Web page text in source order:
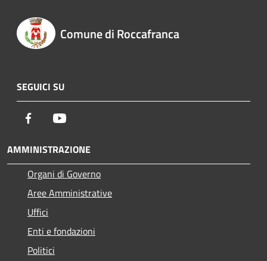
Comune di Roccafranca
SEGUICI SU
Facebook
AMMINISTRAZIONE
Organi di Governo
Aree Amministrative
Uffici
Enti e fondazioni
Politici